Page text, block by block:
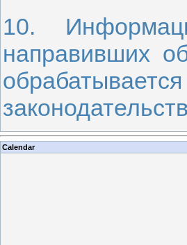
10.
направивших
Calendar